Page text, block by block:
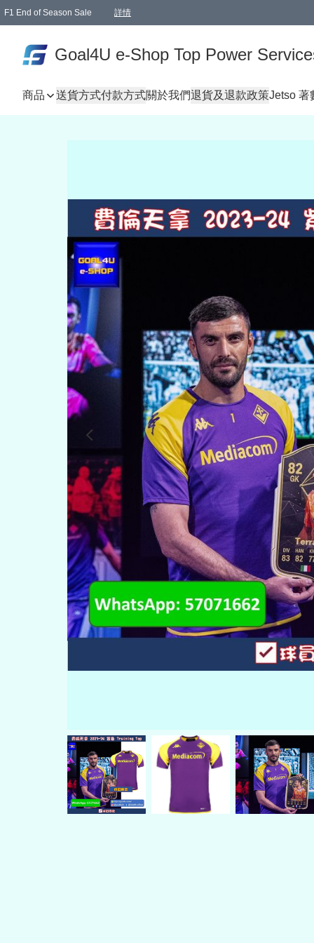
F1 End of Season Sale 詳情
Goal4U e-Shop Top Power
商品 送貨方式付款方式關於我們退貨及退款政策Jetso 著